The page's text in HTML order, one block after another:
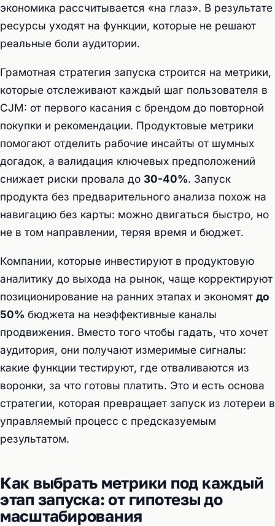
экономика рассчитывается «на глаз». В результате
ресурсы уходят на функции, которые не решают
реальные боли аудитории.
Грамотная стратегия запуска строится на метрики,
которые отслеживают каждый шаг пользователя в
CJM: от первого касания с брендом до повторной
покупки и рекомендации. Продуктовые метрики
помогают отделить рабочие инсайты от шумных
догадок, а валидация ключевых предположений
снижает риски провала до 30-40%. Запуск
продукта без предварительного анализа похож на
навигацию без карты: можно двигаться быстро, но
не в том направлении, теряя время и бюджет.
Компании, которые инвестируют в продуктовую
аналитику до выхода на рынок, чаще корректируют
позиционирование на ранних этапах и экономят до
50% бюджета на неэффективные каналы
продвижения. Вместо того чтобы гадать, что хочет
аудитория, они получают измеримые сигналы:
какие функции тестируют, где отваливаются из
воронки, за что готовы платить. Это и есть основа
стратегии, которая превращает запуск из лотереи в
управляемый процесс с предсказуемым
результатом.
Как выбрать метрики под каждый
этап запуска: от гипотезы до
масштабирования